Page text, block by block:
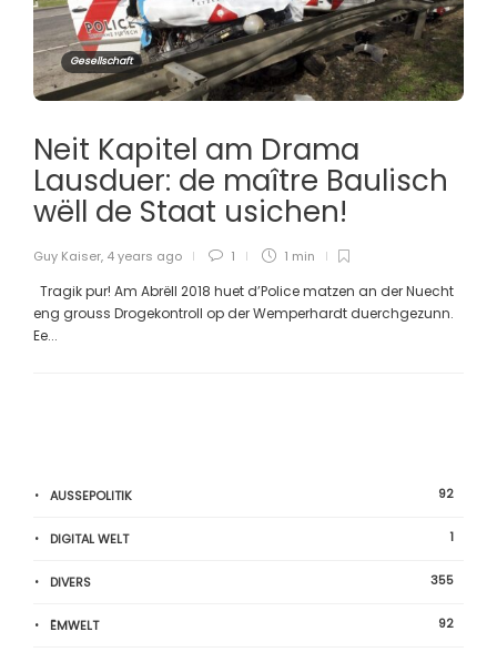
Gesellschaft
Neit Kapitel am Drama
Lausduer: de maître Baulisch
wëll de Staat usichen!
Guy Kaiser, 4 years ago 1 1 min
Tragik pur! Am Abrëll 2018 huet d’Police matzen an der Nuecht
eng grouss Drogekontroll op der Wemperhardt duerchgezunn.
Ee...
AUSSEPOLITIK 92
DIGITAL WELT 1
DIVERS 355
ËMWELT 92